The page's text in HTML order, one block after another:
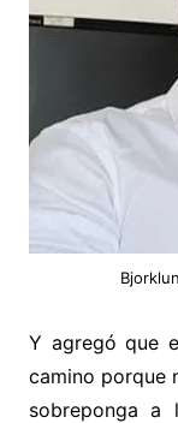
Y agregó que
camino porque
sobreponga